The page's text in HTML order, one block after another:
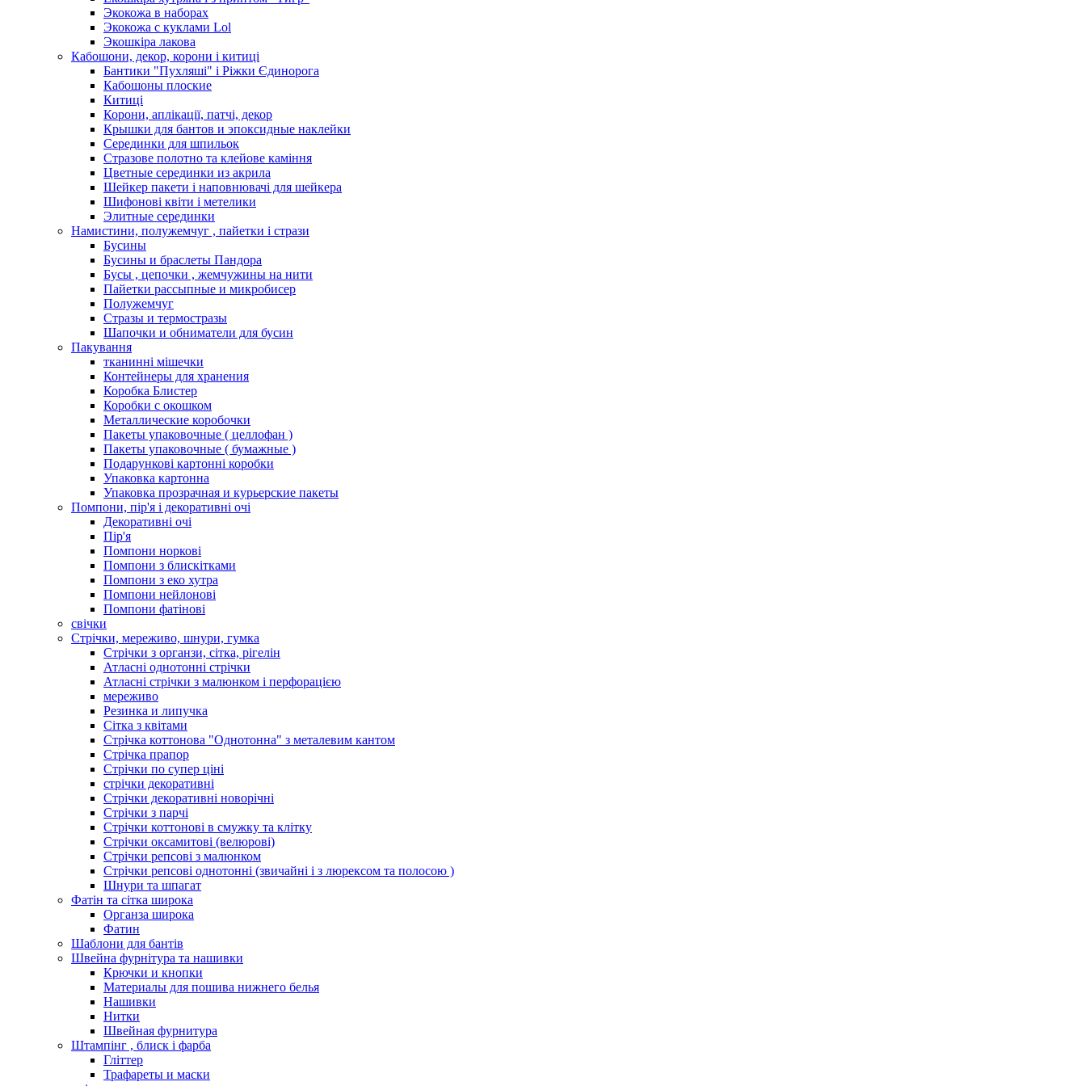
Экокожа в наборах
Экокожа с куклами Lol
Экошкiра лакова
Кабошони, декор, корони і китиці
Бантики "Пухляші" і Ріжки Єдинорога
Кабошоны плоские
Китиці
Корони, аплікації, патчі, декор
Крышки для бантов и эпоксидные наклейки
Серединки для шпильок
Стразове полотно та клейове каміння
Цветные серединки из акрила
Шейкер пакети і наповнювачі для шейкера
Шифонові квіти і метелики
Элитные серединки
Намистини, полужемчуг , пайетки і стрази
Бусины
Бусины и браслеты Пандора
Бусы , цепочки , жемчужины на нити
Пайетки рассыпные и микробисер
Полужемчуг
Стразы и термостразы
Шапочки и обниматели для бусин
Пакування
тканинні мішечки
Контейнеры для хранения
Коробка Блистер
Коробки с окошком
Металлические коробочки
Пакеты упаковочные ( целлофан )
Пакеты упаковочные ( бумажные )
Подарункові картонні коробки
Упаковка картонна
Упаковка прозрачная и курьерские пакеты
Помпони, пір'я і декоративні очі
Декоративні очі
Пір'я
Помпони норкові
Помпони з блискітками
Помпони з еко хутра
Помпони нейлонові
Помпони фатінові
свічки
Стрічки, мереживо, шнури, гумка
Стрічки з органзи, сітка, рігелін
Атласні однотонні стрічки
Атласні стрічки з малюнком і перфорацією
мереживо
Резинка и липучка
Сітка з квітами
Стрічка коттонова "Однотонна" з металевим кантом
Стрічка прапор
Стрічки по супер ціні
стрічки декоративні
Стрічки декоративні новорічні
Стрічки з парчі
Стрічки коттонові в смужку та клітку
Стрічки оксамитові (велюрові)
Стрічки репсові з малюнком
Стрічки репсові однотонні (звичайні і з люрексом та полосою )
Шнури та шпагат
Фатін та сітка широка
Органза широка
Фатин
Шаблони для бантів
Швейна фурнітура та нашивки
Крючки и кнопки
Материалы для пошива нижнего белья
Нашивки
Нитки
Швейная фурнитура
Штампінг , блиск і фарба
Гліттер
Трафареты и маски